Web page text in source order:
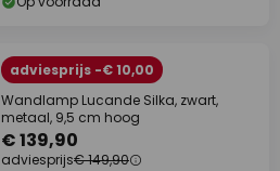
adviesprijs -€ 10,00
Wandlamp Lucande Silka, zwart,
metaal, 9,5 cm hoog
€ 139,90
adviesprijs€ 149,90